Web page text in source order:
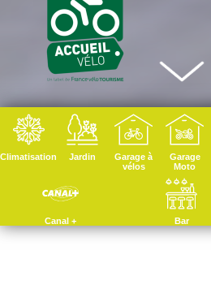
Climatisation Jardin
Garage à
vélos
Garage
Moto
Canal + Bar